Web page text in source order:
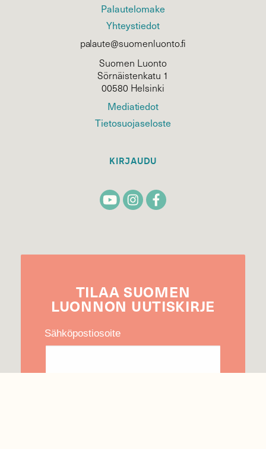
Palautelomake
Yhteystiedot
palaute@suomenluonto.fi
Suomen Luonto
Sörnäistenkatu 1
00580 Helsinki
Mediatiedot
Tietosuojaseloste
KIRJAUDU
TILAA SUOMEN
LUONNON UUTIS­KIRJE
Sähköpostiosoite